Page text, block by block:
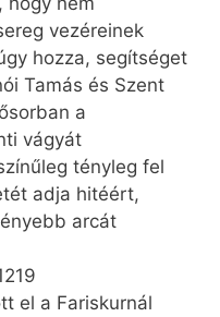
vezéreinek
hozza, segítséget
Tamás és Szent
a
vágyát
tényleg fel
adja hitéért,
arcát
el a Fariskurnál